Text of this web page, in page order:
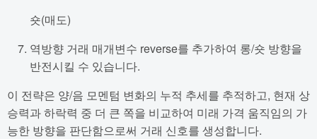
숏(매도)
역방향 거래 매개변수 reverse를 추가하여 롱/숏 방향을
반전시킬 수 있습니다.
이 전략은 양/음 모멘텀 변화의 누적 추세를 추적하고, 현재 상
승력과 하락력 중 더 큰 쪽을 비교하여 미래 가격 움직임의 가
능한 방향을 판단함으로써 거래 신호를 생성합니다.